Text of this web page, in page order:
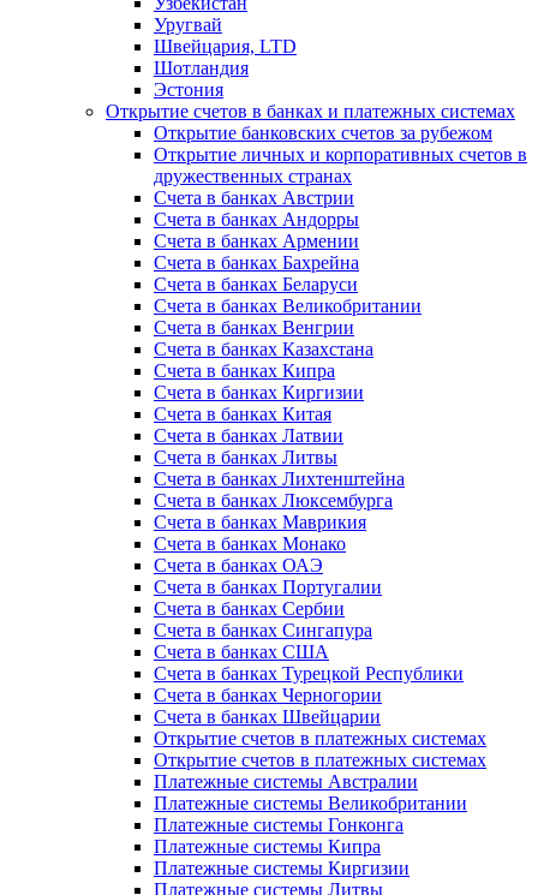
Уругвай
Швейцария, LTD
Шотландия
Эстония
Открытие счетов в банках и платежных системах
Открытие банковских счетов за рубежом
Открытие личных и корпоративных счетов в
дружественных странах
Счета в банках Австрии
Счета в банках Андорры
Счета в банках Армении
Счета в банках Бахрейна
Счета в банках Беларуси
Счета в банках Великобритании
Счета в банках Венгрии
Счета в банках Казахстана
Счета в банках Кипра
Счета в банках Киргизии
Счета в банках Китая
Счета в банках Латвии
Счета в банках Литвы
Счета в банках Лихтенштейна
Счета в банках Люксембурга
Счета в банках Маврикия
Счета в банках Монако
Счета в банках ОАЭ
Счета в банках Португалии
Счета в банках Сербии
Счета в банках Сингапура
Счета в банках США
Счета в банках Турецкой Республики
Счета в банках Черногории
Счета в банках Швейцарии
Открытие счетов в платежных системах
Открытие счетов в платежных системах
Платежные системы Австралии
Платежные системы Великобритании
Платежные системы Гонконга
Платежные системы Кипра
Платежные системы Киргизии
Платежные системы Литвы